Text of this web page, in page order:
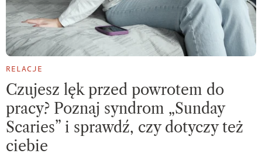
RELACJE
Czujesz lęk przed powrotem do
pracy? Poznaj syndrom „Sunday
Scaries” i sprawdź, czy dotyczy też
ciebie